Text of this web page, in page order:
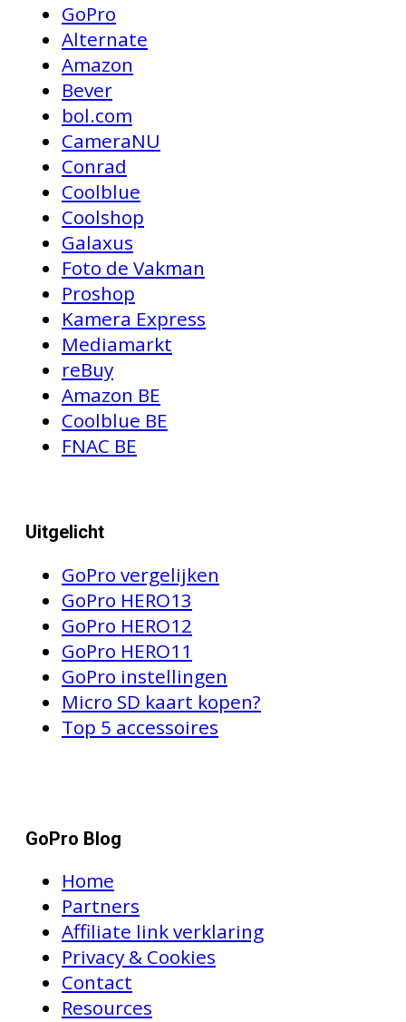
GoPro
Alternate
Amazon
Bever
bol.com
CameraNU
Conrad
Coolblue
Coolshop
Galaxus
Foto de Vakman
Proshop
Kamera Express
Mediamarkt
reBuy
Amazon BE
Coolblue BE
FNAC BE
Uitgelicht
GoPro vergelijken
GoPro HERO13
GoPro HERO12
GoPro HERO11
GoPro instellingen
Micro SD kaart kopen?
Top 5 accessoires
GoPro Blog
Home
Partners
Affiliate link verklaring
Privacy & Cookies
Contact
Resources